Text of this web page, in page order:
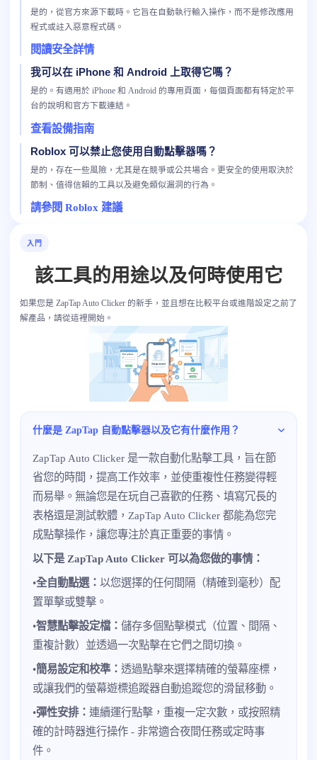
是的，從官方來源下載時。它旨在自動執行輸入操作，而不是修改應用
程式或註入惡意程式碼。
閱讀安全詳情
我可以在 iPhone 和 Android 上取得它嗎？
是的。有適用於 iPhone 和 Android 的專用頁面，每個頁面都有特定於平
台的說明和官方下載連結。
查看設備指南
Roblox 可以禁止您使用自動點擊器嗎？
是的，存在一些風險，尤其是在競爭或公共場合。更安全的使用取決於
節制、值得信賴的工具以及避免類似漏洞的行為。
請參閱 Roblox 建議
入門
該工具的用途以及何時使用它
如果您是 ZapTap Auto Clicker 的新手，並且想在比較平台或進階設定之前了
解產品，請從這裡開始。
什麼是 ZapTap 自動點擊器以及它有什麼作用？
ZapTap Auto Clicker 是一款自動化點擊工具，旨在節
省您的時間，提高工作效率，並使重複性任務變得輕
而易舉。無論您是在玩自己喜歡的任務、填寫冗長的
表格還是測試軟體，ZapTap Auto Clicker 都能為您完
成點擊操作，讓您專注於真正重要的事情。
以下是 ZapTap Auto Clicker 可以為您做的事情：
•全自動點選： 以您選擇的任何間隔（精確到毫秒）配
置單擊或雙擊。
•智慧點擊設定檔： 儲存多個點擊模式（位置、間隔、
重複計數）並透過一次點擊在它們之間切換。
•簡易設定和校準： 透過點擊來選擇精確的螢幕座標，
或讓我們的螢幕遊標追蹤器自動追蹤您的滑鼠移動。
•彈性安排： 連續運行點擊，重複一定次數，或按照精
確的計時器進行操作 - 非常適合夜間任務或定時事
件。